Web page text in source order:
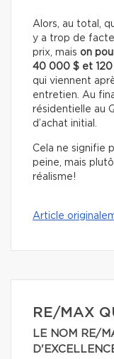
Alors, au total,
y a trop de
prix, mais on
40 000 $ et
qui viennent
entretien. Au
résidentielle au
d’achat initial.
Cela ne signifie
peine, mais
réalisme!
Article
RE/MAX
LE NOM RE/